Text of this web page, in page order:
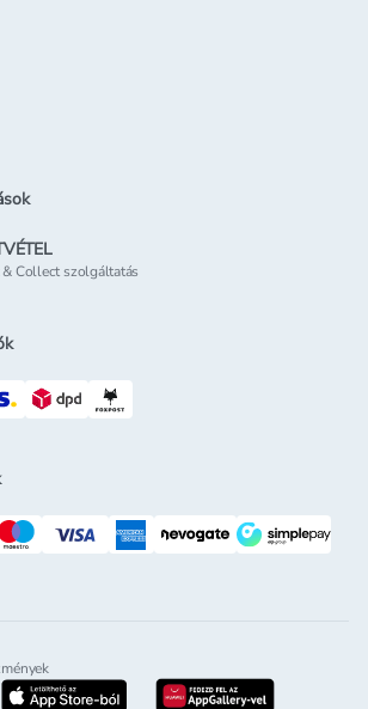
Collect szolgáltatás
a google-play-rölletöltés az app-store-ból
letöltés